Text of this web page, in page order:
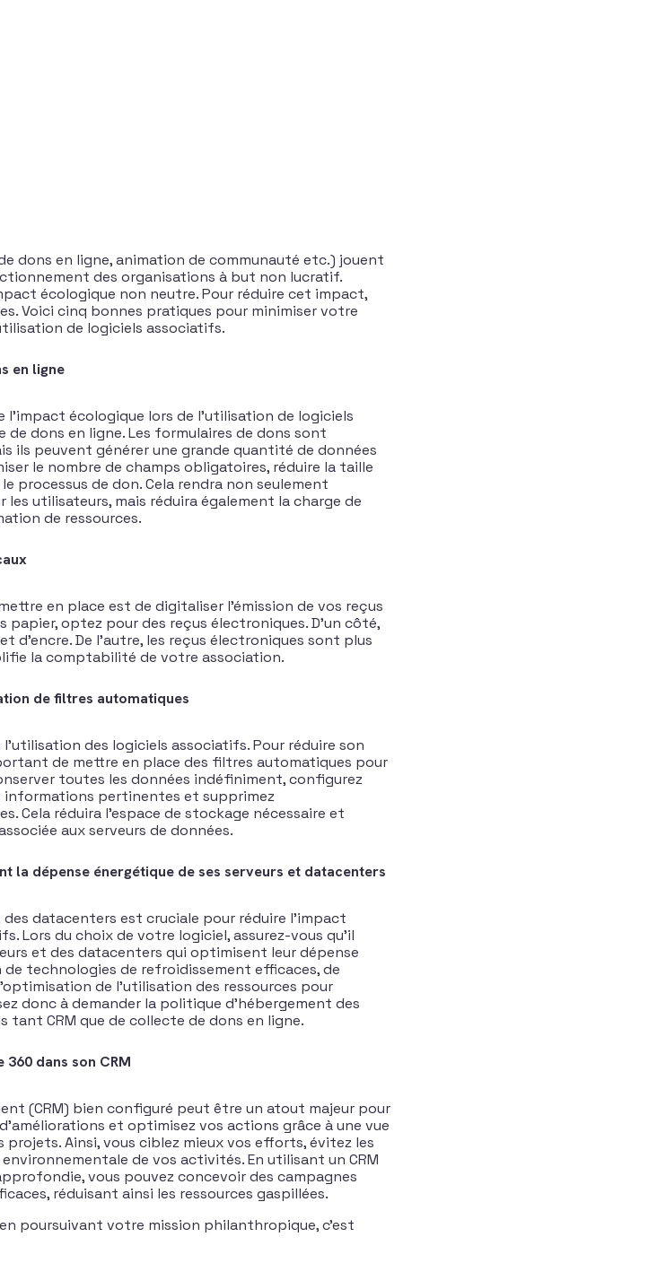
dons en ligne, animation de communauté etc.) jouent
des organisations à but non lucratif.
écologique non neutre. Pour réduire cet impact,
Voici cinq bonnes pratiques pour minimiser votre
de logiciels associatifs.
en ligne
l’impact écologique lors de l’utilisation de logiciels
dons en ligne. Les formulaires de dons sont
ils peuvent générer une grande quantité de données
le nombre de champs obligatoires, réduire la taille
processus de don. Cela rendra non seulement
les utilisateurs, mais réduira également la charge de
de ressources.
en place est de digitaliser l’émission de vos reçus
papier, optez pour des reçus électroniques. D’un côté,
d’encre. De l’autre, les reçus électroniques sont plus
la comptabilité de votre association.
de filtres automatiques
des logiciels associatifs. Pour réduire son
de mettre en place des filtres automatiques pour
toutes les données indéfiniment, configurez
informations pertinentes et supprimez
Cela réduira l’espace de stockage nécessaire et
aux serveurs de données.
la dépense énergétique de ses serveurs et datacenters
datacenters est cruciale pour réduire l’impact
Lors du choix de votre logiciel, assurez-vous qu’il
et des datacenters qui optimisent leur dépense
de technologies de refroidissement efficaces, de
de l’utilisation des ressources pour
donc à demander la politique d’hébergement des
tant CRM que de collecte de dons en ligne.
dans son CRM
(CRM) bien configuré peut être un atout majeur pour
et optimisez vos actions grâce à une vue
Ainsi, vous ciblez mieux vos efforts, évitez les
de vos activités. En utilisant un CRM
vous pouvez concevoir des campagnes
réduisant ainsi les ressources gaspillées.
poursuivant votre mission philanthropique, c’est